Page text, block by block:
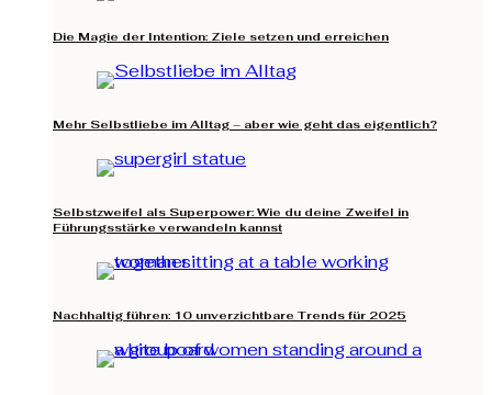
Die Magie der Intention: Ziele setzen und erreichen
Mehr Selbstliebe im Alltag – aber wie geht das eigentlich?
Selbstzweifel als Superpower: Wie du deine Zweifel in
Führungsstärke verwandeln kannst
Nachhaltig führen: 10 unverzichtbare Trends für 2025